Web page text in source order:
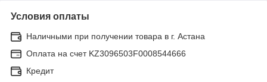
Условия оплаты
Наличными при получении товара в г. Астана
Оплата на счет KZ3096503F0008544666
Кредит